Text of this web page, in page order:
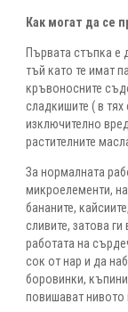
Как могат да се
Първата стъпка е
тъй като те имат
кръвоносните
сладкишите ( в
изключително
растителните
За нормалната
микроелементи,
бананите,
сливите, затова
работата на
сок от нар и да
боровинки,
повишават нивото